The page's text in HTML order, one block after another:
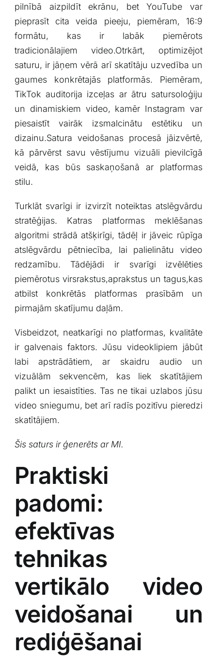
pilnībā⁤ aizpildīt ekrānu, bet YouTube var
pieprasīt cita veida⁤ pieeju, piemēram,​ 16:9
‌formātu, kas ir labāk piemērots‌
tradicionālajiem ⁢video.Otrkārt, optimizējot
⁢saturu, ir jāņem⁣ vērā arī‍ skatītāju uzvedība un
gaumes ⁤konkrētajās‌ platformās. Piemēram,
TikTok ‌auditorija izceļas ar ātru satursoloģiju
un dinamiskiem video, kamēr Instagram var
piesaistīt vairāk izsmalcinātu estētiku un
dizainu.Satura veidošanas‌ procesā jāizvērtē,
kā ‌pārvērst savu ⁢vēstījumu vizuāli‍ pievilcīgā
⁤veidā,⁢ kas‍ būs saskaņošanā ar ⁤platformas
stilu.
Turklāt svarīgi‌ ir ⁣izvirzīt⁣ noteiktas atslēgvārdu
stratēģijas.‌ Katras platformas meklēšanas
algoritmi strādā atšķirīgi,‍ tādēļ ir jāveic​ rūpīga
atslēgvārdu pētniecība,​ lai palielinātu video
redzamību. Tādējādi ir ‍svarīgi izvēlēties
piemērotus ​virsrakstus,aprakstus un tagus,kas
atbilst konkrētās⁢ platformas prasībām un
pirmajām skatījumu daļām.
Visbeidzot, neatkarīgi no platformas, kvalitāte
ir⁤ galvenais faktors. ​Jūsu ‍videoklipiem jābūt
‌labi apstrādātiem, ⁢ar skaidru audio un
vizuālām sekvencēm, kas liek skatītājiem
palikt un iesaistīties. Tas ‍ne tikai uzlabos jūsu
video sniegumu,⁣ bet ‌arī radīs pozitīvu pieredzi⁤
skatītājiem.
Šis saturs ir ģenerēts ar MI.
Praktiski
padomi:
efektīvas
tehnikas
vertikālo video‌
veidošanai‌ un
rediģēšanai